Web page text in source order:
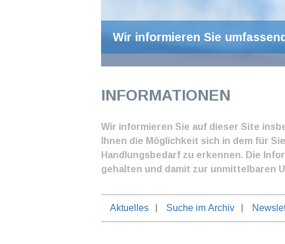
Wir informieren Sie
INFORMATIONEN
Wir informieren Sie auf dieser Site
Ihnen die Möglichkeit sich in dem für
Handlungsbedarf zu erkennen. Die
gehalten und damit zur unmittelbaren
Aktuelles Suche im Archiv